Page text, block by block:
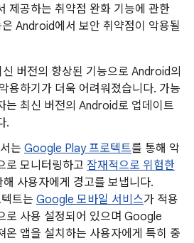
제공하는 취약점 완화 기능에 관한
Android에서 보안 취약점이 악용될
버전의 향상된 기능으로 Android의
용하기가 더욱 어려워졌습니다. 가능
는 최신 버전의 Android로 업데이트
.
는 Google Play 프로텍트를 통해 악
로 모니터링하고 잠재적으로 위험한
해 사용자에게 경고를 보냅니다.
트는 Google 모바일 서비스가 적용
로 사용 설정되어 있으며 Google
온 앱을 설치하는 사용자에게 특히 중